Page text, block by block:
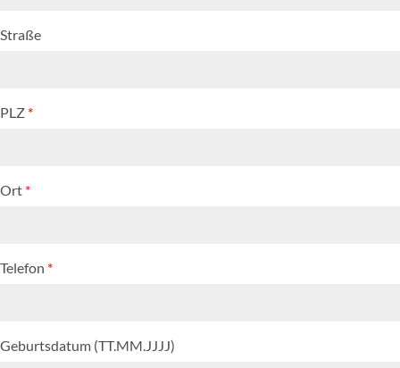
Straße
PLZ *
Ort *
Telefon *
Geburtsdatum (TT.MM.JJJJ)